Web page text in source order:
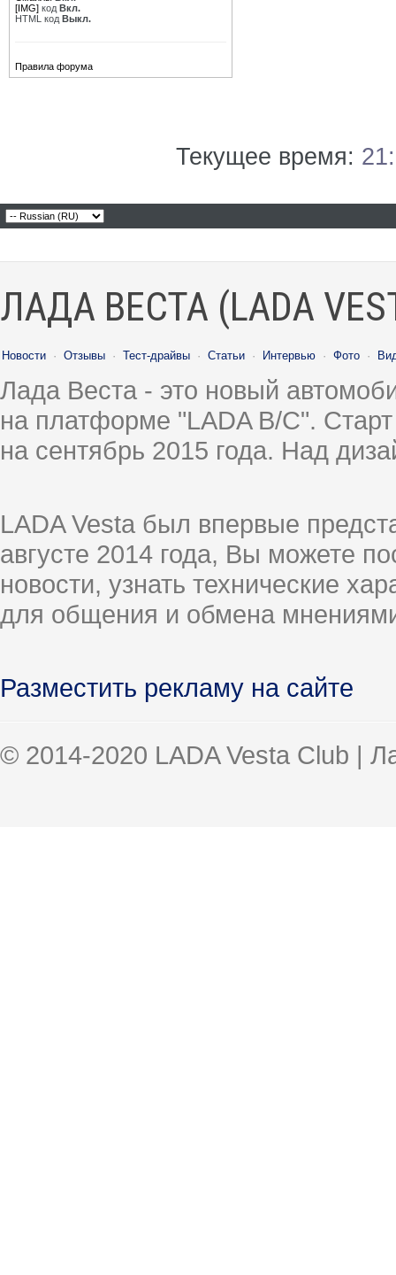
[IMG] код Вкл.
HTML код Выкл.
Правила форума
Текущее время:
ЛАДА ВЕСТА (LADA
Новости · Отзывы · Тест-драйвы · Статьи · Интервью · Фото ·
Лада Веста - это новый
на платформе "LADA B/C".
на сентябрь 2015 года. Над
LADA Vesta был впервые
августе 2014 года, Вы можете
новости, узнать технические
для общения и обмена
Разместить рекламу на сайте
© 2014-2020 LADA Vesta Club |